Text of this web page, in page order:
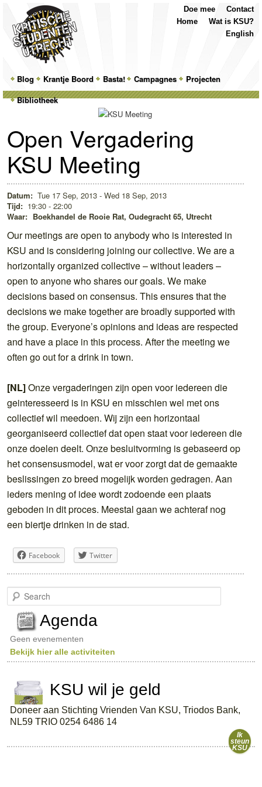
MainSkip
to
content
Skip
to
content
Blog Krantje Boord Basta! Campagnes
Projecten
Bibliotheek
Contact
Doe mee
Wat is KSU?
Home
English
Open Vergadering
KSU Meeting
Datum: Tue 17 Sep, 2013 - Wed 18 Sep, 2013
Tijd: 19:30 - 22:00
Waar: Boekhandel de Rooie Rat, Oudegracht 65, Utrecht
Our meetings are open to anybody who is interested in
KSU and is considering joining our collective. We are a
horizontally organized collective – without leaders –
open to anyone who shares our goals. We make
decisions based on consensus. This ensures that the
decisions we make together are broadly supported with
the group. Everyone’s opinions and ideas are respected
and have a place in this process. After the meeting we
often go out for a drink in town.
[NL]Onze vergaderingen zijn open voor iedereen die
geinteresseerd is in KSU en misschien wel met ons
collectief wil meedoen. Wij zijn een horizontaal
georganiseerd collectief dat open staat voor iedereen die
onze doelen deelt. Onze besluitvorming is gebaseerd op
het consensusmodel, wat er voor zorgt dat de gemaakte
beslissingen zo breed mogelijk worden gedragen. Aan
ieders mening of idee wordt zodoende een plaats
geboden in dit proces. Meestal gaan we achteraf nog
een biertje drinken in de stad.
Facebook Twitter
e
c
h
Agenda
Geen evenementen
Bekijk hier alle activiteiten
KSU wil je geld
Doneer aan Stichting Vrienden Van KSU, Triodos Bank,
NL59 TRIO 0254 6486 14
Ik
steun
KSU